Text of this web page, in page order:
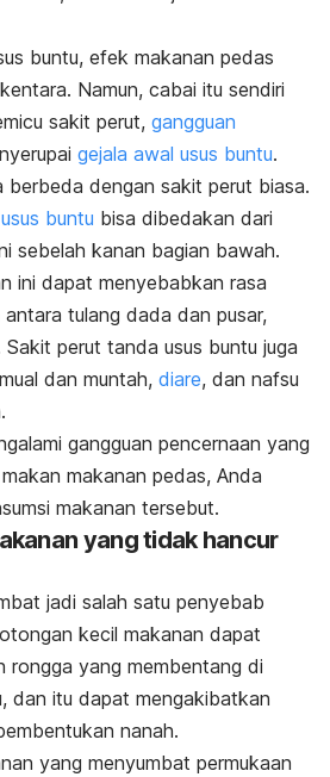
buntu, efek makanan pedas
Namun, cabai itu sendiri
sakit perut, gangguan
gejala awal usus buntu.
berbeda dengan sakit perut biasa.
buntu bisa dibedakan dari
sebelah kanan bagian bawah.
ini dapat menyebabkan rasa
tulang dada dan pusar,
perut tanda usus buntu juga
dan muntah, diare, dan nafsu
gangguan pencernaan yang
makanan pedas, Anda
makanan tersebut.
yang tidak hancur
jadi salah satu penyebab
kecil makanan dapat
rongga yang membentang di
dan itu dapat mengakibatkan
nanah.
yang menyumbat permukaan